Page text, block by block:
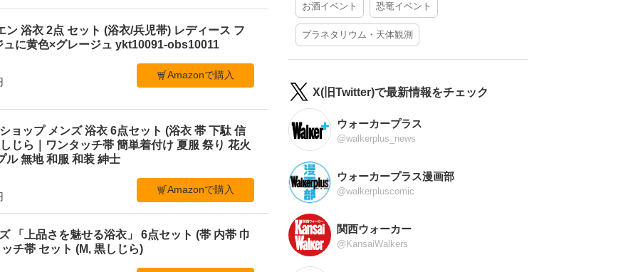
浴衣 2点 セット (浴衣/兵児帯) レディース フ
ュに黄色×グレージュ ykt10091-obs10011
Amazonで購入
ョップ メンズ 浴衣 6点セット (浴衣 帯 下駄 信
じら｜ワンタッチ帯 簡単着付け 夏服 祭り 花火
ル 無地 和服 和装 紳士
Amazonで購入
「上品さを魅せる浴衣」 6点セット (帯 内帯 巾
チ帯 セット (M, 黒しじら)
お酒イベント 恐竜イベント
プラネタリウム・天体観測
X(旧Twitter)で最新情報をチェック
ウォーカープラス
@walkerplus_news
ウォーカープラス漫画部
@walkerpluscomic
関西ウォーカー
@KansaiWalkers